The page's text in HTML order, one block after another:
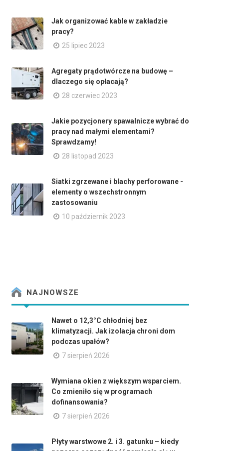
Jak organizować kable w zakładzie
pracy?
25 lipiec 2023
Agregaty prądotwórcze na budowę –
dlaczego się opłacają?
28 czerwiec 2023
Jakie pozycjonery spawalnicze wybrać do
pracy nad małymi elementami?
Sprawdzamy!
28 listopad 2023
Siatki zgrzewane i blachy perforowane -
elementy o wszechstronnym
zastosowaniu
10 październik 2023
NAJNOWSZE
Nawet o 12,3°C chłodniej bez
klimatyzacji. Jak izolacja chroni dom
podczas upałów?
7 sierpień 2026
Wymiana okien z większym wsparciem.
Co zmieniło się w programach
dofinansowania?
7 sierpień 2026
Płyty warstwowe 2. i 3. gatunku – kiedy